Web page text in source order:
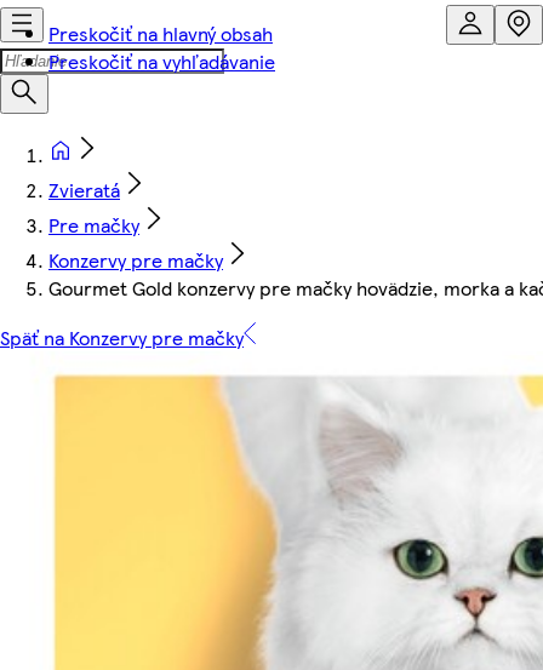
Preskočiť na hlavný obsah
Preskočiť na vyhľadávanie
Zvieratá
Pre mačky
Konzervy pre mačky
Gourmet Gold konzervy pre mačky hovädzie, morka a
Späť na Konzervy pre mačky